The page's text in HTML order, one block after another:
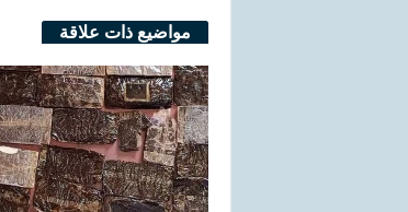
مواضيع ذات علاقة